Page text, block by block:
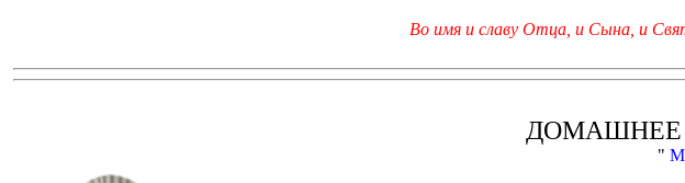
Во имя и славу Отца, и Сына, и
ДОМАШНЕЕ
"